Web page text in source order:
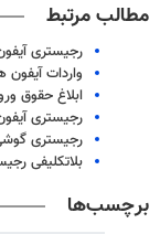
مطالب مرتبط
رجیستری
واردات آیفون
ابلاغ حقوق
رجیستری آیفون ۱۷ پرو در گمرک
رجیستری
بلاتکلیفی
برچسب‌ها